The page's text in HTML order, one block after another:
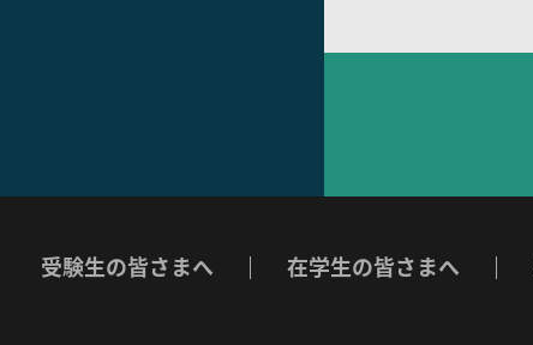
受験生の皆さまへ 在学生の皆さまへ